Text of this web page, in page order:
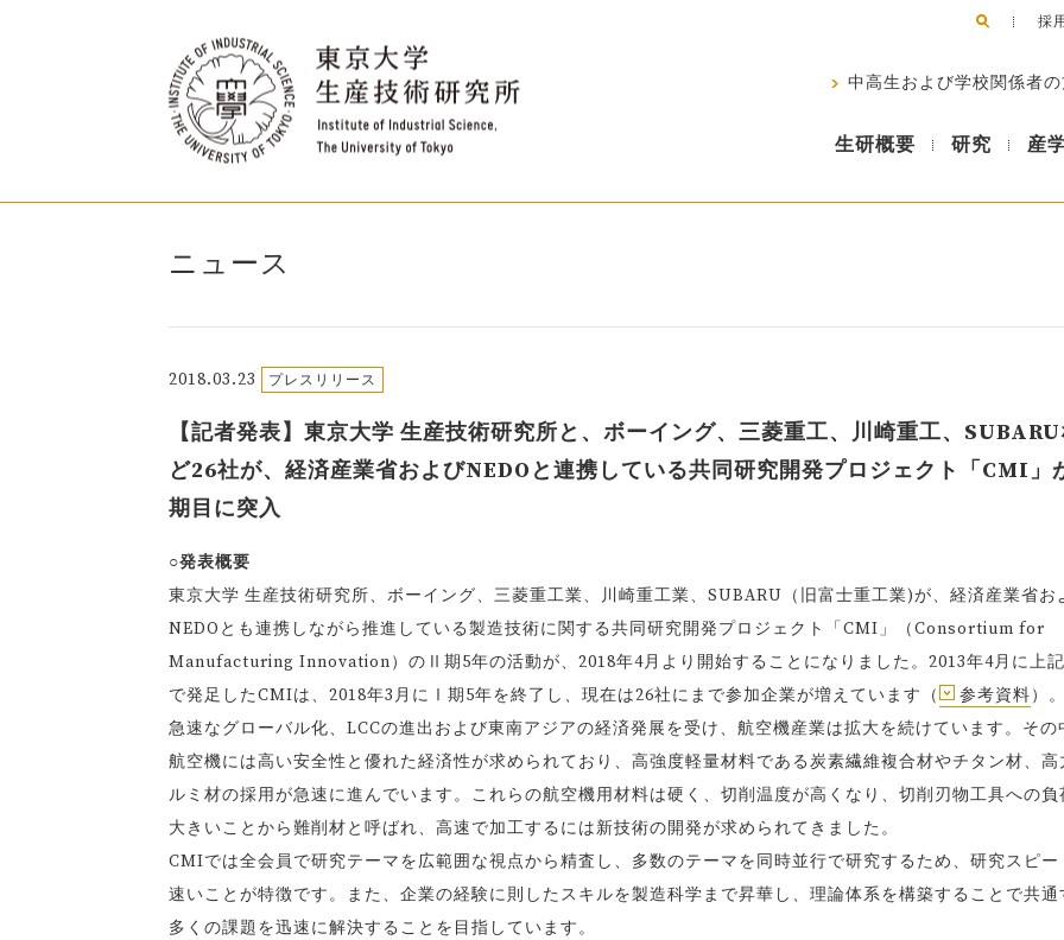
採
中高生および学校関係者
生研概要 研究 産
ニュース
2018.03.23 プレスリリース
【記者発表】東京大学 生産技術研究所と、ボーイング、三菱重工、川崎重工、
ど26社が、経済産業省およびNEDOと連携している共同研究開発プロジェクト「CMI
期目に突入
○発表概要
東京大学 生産技術研究所、ボーイング、三菱重工業、川崎重工業、SUBARU（旧富士重工業)が、経済産業省お
NEDOとも連携しながら推進している製造技術に関する共同研究開発プロジェクト「CMI」（Consortium for
Manufacturing Innovation）のⅡ期5年の活動が、2018年4月より開始することになりました。2013年4月に上
で発足したCMIは、2018年3月にⅠ期5年を終了し、現在は26社にまで参加企業が増えています（
参考資料）
急速なグローバル化、LCCの進出および東南アジアの経済発展を受け、航空機産業は拡大を続けています。その
航空機には高い安全性と優れた経済性が求められており、高強度軽量材料である炭素繊維複合材やチタン材、高
ルミ材の採用が急速に進んでいます。これらの航空機用材料は硬く、切削温度が高くなり、切削刃物工具への負
大きいことから難削材と呼ばれ、高速で加工するには新技術の開発が求められてきました。
CMIでは全会員で研究テーマを広範囲な視点から精査し、多数のテーマを同時並行で研究するため、研究スピー
速いことが特徴です。また、企業の経験に則したスキルを製造科学まで昇華し、理論体系を構築することで共通
多くの課題を迅速に解決することを目指しています。